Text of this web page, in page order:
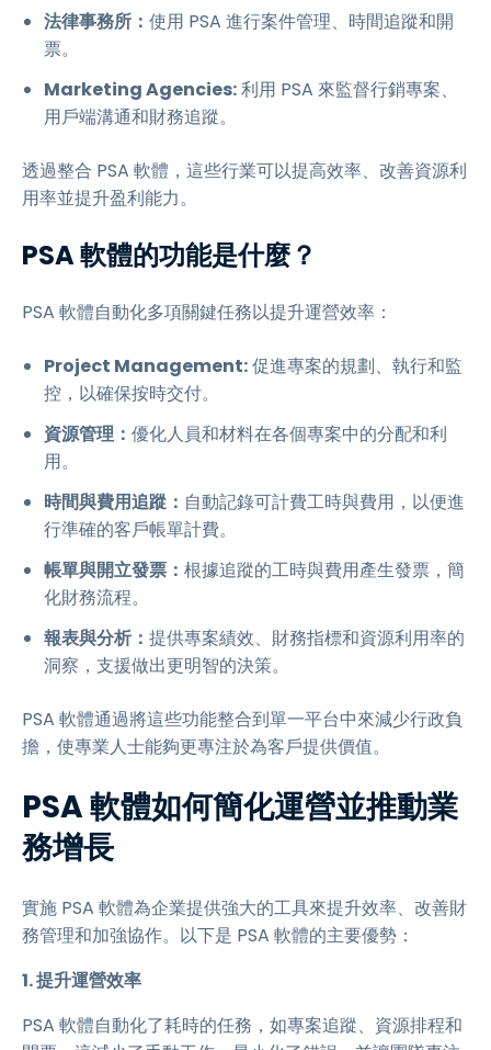
法律事務所： 使用 PSA 進行案件管理、時間追蹤和開
票。
Marketing Agencies:利用 PSA 來監督行銷專案、
用戶端溝通和財務追蹤。
透過整合 PSA 軟體，這些行業可以提高效率、改善資源利
用率並提升盈利能力。
PSA 軟體的功能是什麼？
PSA 軟體自動化多項關鍵任務以提升運營效率：
Project Management:促進專案的規劃、執行和監
控，以確保按時交付。
資源管理： 優化人員和材料在各個專案中的分配和利
用。
時間與費用追蹤： 自動記錄可計費工時與費用，以便進
行準確的客戶帳單計費。
帳單與開立發票： 根據追蹤的工時與費用產生發票，簡
化財務流程。
報表與分析： 提供專案績效、財務指標和資源利用率的
洞察，支援做出更明智的決策。
PSA 軟體通過將這些功能整合到單一平台中來減少行政負
擔，使專業人士能夠更專注於為客戶提供價值。
PSA 軟體如何簡化運營並推動業
務增長
實施 PSA 軟體為企業提供強大的工具來提升效率、改善財
務管理和加強協作。以下是 PSA 軟體的主要優勢：
1. 提升運營效率
PSA 軟體自動化了耗時的任務，如專案追蹤、資源排程和